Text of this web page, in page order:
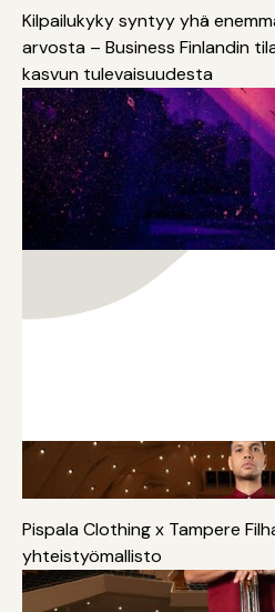
Kilpailukyky syntyy yhä
arvosta – Business Finlandin
kasvun tulevaisuudesta
Muoti ja tekstiili Musiikki
Pispala Clothing x Tampere
yhteistyömallisto